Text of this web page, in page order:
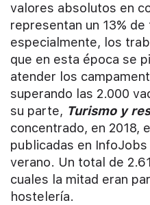
valores absolutos en
representan un 13%
especialmente, los
que en esta época se
atender los
superando las 2.000
su parte, Turismo y
concentrado, en 2018,
publicadas en
verano. Un total de
cuales la mitad eran
hostelería.